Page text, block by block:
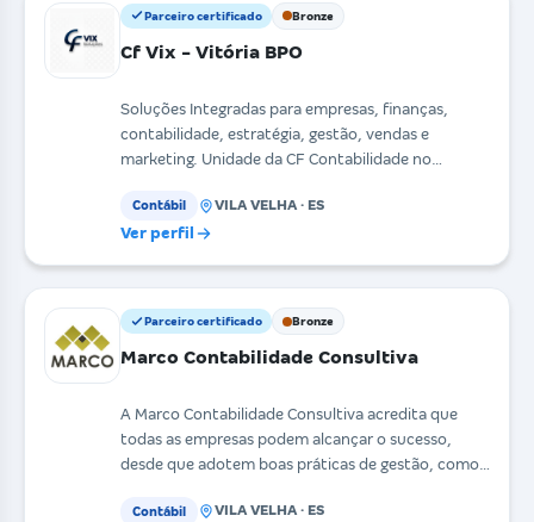
Parceiro certificado Bronze
Cf Vix - Vitória BPO
Soluções Integradas para empresas, finanças,
contabilidade, estratégia, gestão, vendas e
marketing. Unidade da CF Contabilidade no
Contábil VILA VELHA · ES
Ver perfil
Parceiro certificado Bronze
Marco Contabilidade Consultiva
A Marco Contabilidade Consultiva acredita que
todas as empresas podem alcançar o sucesso,
desde que adotem boas práticas de gestão, como
Contábil VILA VELHA · ES